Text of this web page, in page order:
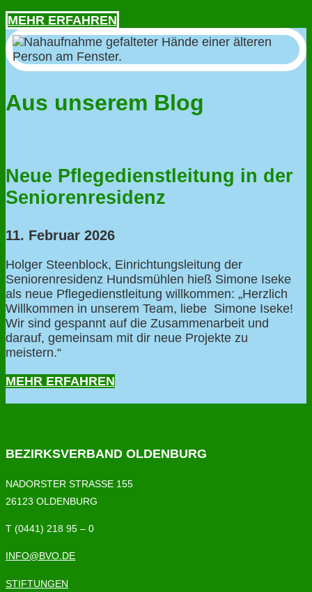
MEHR ERFAHREN
Aus unserem Blog
Neue Pflegedienstleitung in der
Seniorenresidenz
11. Februar 2026
Holger Steenblock, Einrichtungsleitung der
Seniorenresidenz Hundsmühlen hieß Simone Iseke
als neue Pflegedienstleitung willkommen: „Herzlich
Willkommen in unserem Team, liebe Simone Iseke!
Wir sind gespannt auf die Zusammenarbeit und
darauf, gemeinsam mit dir neue Projekte zu
meistern.“
MEHR ERFAHREN
BEZIRKSVERBAND OLDENBURG
NADORSTER STRASSE 155
26123 OLDENBURG
T (0441) 218 95 – 0
INFO@BVO.DE
STIFTUNGEN